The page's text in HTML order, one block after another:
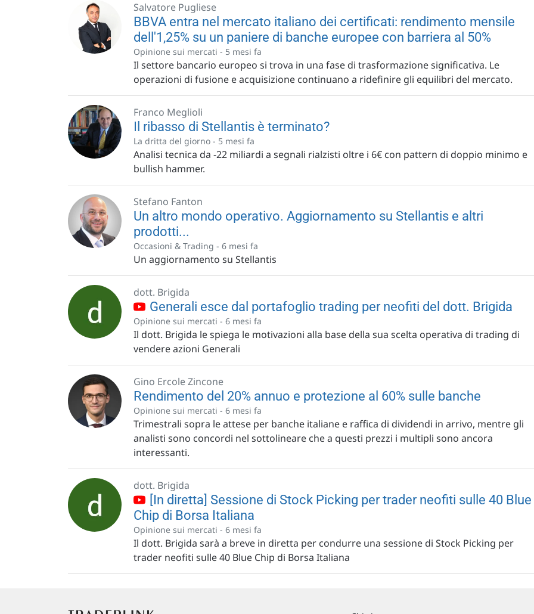
Salvatore Pugliese
BBVA entra nel mercato italiano dei certificati: rendimento mensile
dell'1,25% su un paniere di banche europee con barriera al 50%
Opinione sui mercati - 5 mesi fa
Il settore bancario europeo si trova in una fase di trasformazione significativa. Le
operazioni di fusione e acquisizione continuano a ridefinire gli equilibri del mercato.
Franco Meglioli
Il ribasso di Stellantis è terminato?
La dritta del giorno - 5 mesi fa
Analisi tecnica da -22 miliardi a segnali rialzisti oltre i 6€ con pattern di doppio minimo e
bullish hammer.
Stefano Fanton
Un altro mondo operativo. Aggiornamento su Stellantis e altri
prodotti...
Occasioni & Trading - 6 mesi fa
Un aggiornamento su Stellantis
dott. Brigida
Generali esce dal portafoglio trading per neofiti del dott. Brigida
Opinione sui mercati - 6 mesi fa
Il dott. Brigida le spiega le motivazioni alla base della sua scelta operativa di trading di
vendere azioni Generali
Gino Ercole Zincone
Rendimento del 20% annuo e protezione al 60% sulle banche
Opinione sui mercati - 6 mesi fa
Trimestrali sopra le attese per banche italiane e raffica di dividendi in arrivo, mentre gli
analisti sono concordi nel sottolineare che a questi prezzi i multipli sono ancora
interessanti.
dott. Brigida
[In diretta] Sessione di Stock Picking per trader neofiti sulle 40 Blue
Chip di Borsa Italiana
Opinione sui mercati - 6 mesi fa
Il dott. Brigida sarà a breve in diretta per condurre una sessione di Stock Picking per
trader neofiti sulle 40 Blue Chip di Borsa Italiana